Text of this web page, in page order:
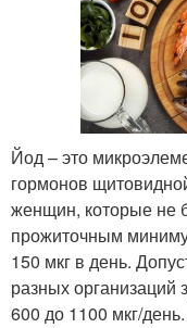
Йод – это
гормонов
женщин, которые не
прожиточным
150 мкг в день.
разных организаций
600 до 1100 мкг/день.